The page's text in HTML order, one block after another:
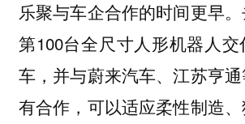
乐聚与车企合作的时间更早
第100台全尺寸人形机器人
车，并与蔚来汽车、江苏亨
有合作，可以适应柔性制造